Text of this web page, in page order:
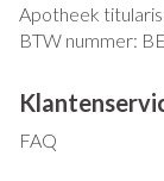
Apotheek
BTW nummer:
FAQ